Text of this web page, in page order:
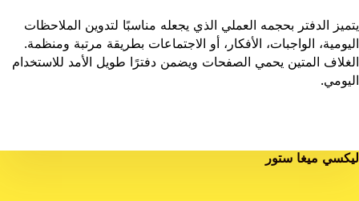
يتميز الدفتر بحجمه العملي الذي يجعله مناسبًا لتدوين الملاحظات
اليومية، الواجبات، الأفكار، أو الاجتماعات بطريقة مرتبة ومنظمة.
الغلاف المتين يحمي الصفحات ويضمن دفترًا طويل الأمد للاستخدام
اليومي.
ليكسي ميغا ستور